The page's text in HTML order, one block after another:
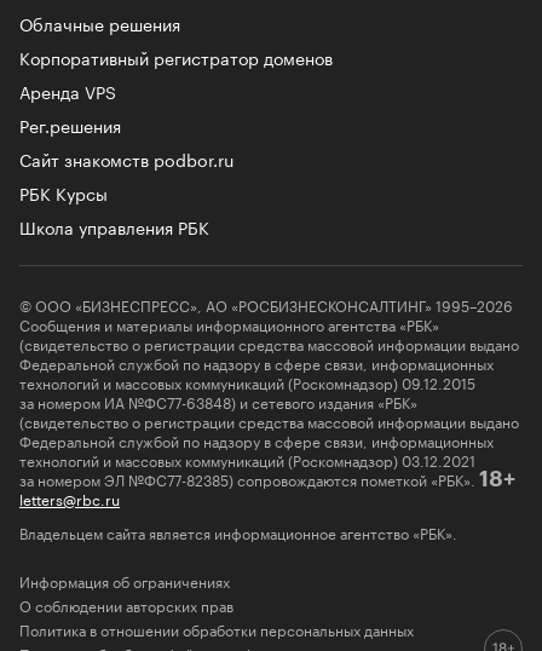
Облачные решения
Корпоративный регистратор доменов
Аренда VPS
Рег.решения
Сайт знакомств podbor.ru
РБК Курсы
Школа управления РБК
© ООО «БИЗНЕСПРЕСС», АО «РОСБИЗНЕСКОНСАЛТИНГ» 1995–2026
Сообщения и материалы информационного агентства «РБК»
(свидетельство о регистрации средства массовой информации выдано
Федеральной службой по надзору в сфере связи, информационных
технологий и массовых коммуникаций (Роскомнадзор) 09.12.2015
за номером ИА №ФС77-63848) и сетевого издания «РБК»
(свидетельство о регистрации средства массовой информации выдано
Федеральной службой по надзору в сфере связи, информационных
технологий и массовых коммуникаций (Роскомнадзор) 03.12.2021
за номером ЭЛ №ФС77-82385) сопровождаются пометкой «РБК». 18+
letters@rbc.ru
Владельцем сайта является информационное агентство «РБК».
Информация об ограничениях
О соблюдении авторских прав
Политика в отношении обработки персональных данных